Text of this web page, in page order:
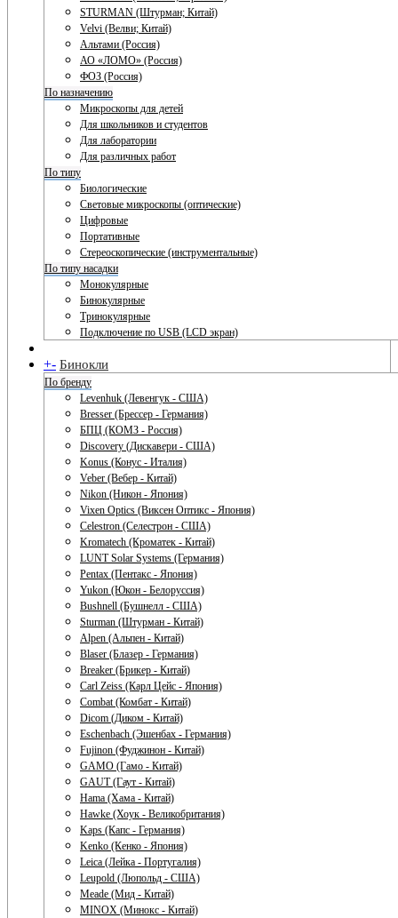
STURMAN (Штурман; Китай)
Velvi (Велви; Китай)
Альтами (Россия)
АО «ЛОМО» (Россия)
ФОЗ (Россия)
По назначению
Микроскопы для детей
Для школьников и студентов
Для лаборатории
Для различных работ
По типу
Биологические
Световые микроскопы (оптические)
Цифровые
Портативные
Стереоскопические (инструментальные)
По типу насадки
Монокулярные
Бинокулярные
Тринокулярные
Подключение по USB (LCD экран)
+- Бинокли
По бренду
Levenhuk (Левенгук - США)
Bresser (Брессер - Германия)
БПЦ (КОМЗ - Россия)
Discovery (Дискавери - США)
Konus (Конус - Италия)
Veber (Вебер - Китай)
Nikon (Никон - Япония)
Vixen Optics (Виксен Оптикс - Япония)
Celestron (Селестрон - США)
Kromatech (Кроматек - Китай)
LUNT Solar Systems (Германия)
Pentax (Пентакс - Япония)
Yukon (Юкон - Белоруссия)
Bushnell (Бушнелл - США)
Sturman (Штурман - Китай)
Alpen (Альпен - Китай)
Blaser (Блазер - Германия)
Breaker (Брикер - Китай)
Carl Zeiss (Карл Цейс - Япония)
Combat (Комбат - Китай)
Dicom (Диком - Китай)
Eschenbach (Эшенбах - Германия)
Fujinon (Фуджинон - Китай)
GAMO (Гамо - Китай)
GAUT (Гаут - Китай)
Hama (Хама - Китай)
Hawke (Хоук - Великобритания)
Kaps (Капс - Германия)
Kenko (Кенко - Япония)
Leica (Лейка - Португалия)
Leupold (Люпольд - США)
Meade (Мид - Китай)
MINOX (Минокс - Китай)